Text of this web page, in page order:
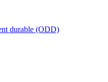
durable (ODD)